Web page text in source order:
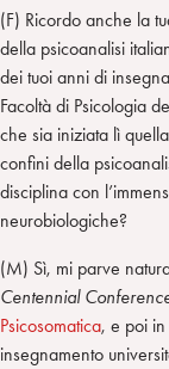
(F) Ricordo anche la
della psicoanalisi
dei tuoi anni di
Facoltà di Psicologia
che sia iniziata lì
confini della
disciplina con
neurobiologiche?
(M) Sì, mi parve
Centennial
Psicosomatica, e poi in
insegnamento